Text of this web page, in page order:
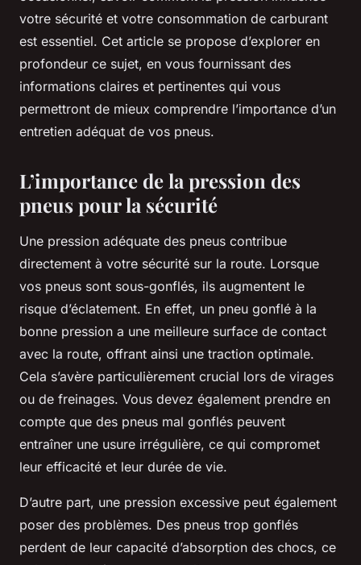
votre sécurité et votre consommation de carburant
est essentiel. Cet article se propose d’explorer en
profondeur ce sujet, en vous fournissant des
informations claires et pertinentes qui vous
permettront de mieux comprendre l’importance d’un
entretien adéquat de vos pneus.
L’importance de la pression des
pneus pour la sécurité
Une pression adéquate des pneus contribue
directement à votre sécurité sur la route. Lorsque
vos pneus sont sous-gonflés, ils augmentent le
risque d’éclatement. En effet, un pneu gonflé à la
bonne pression a une meilleure surface de contact
avec la route, offrant ainsi une traction optimale.
Cela s’avère particulièrement crucial lors de virages
ou de freinages. Vous devez également prendre en
compte que des pneus mal gonflés peuvent
entraîner une usure irrégulière, ce qui compromet
leur efficacité et leur durée de vie.
D’autre part, une pression excessive peut également
poser des problèmes. Des pneus trop gonflés
perdent de leur capacité d’absorption des chocs, ce